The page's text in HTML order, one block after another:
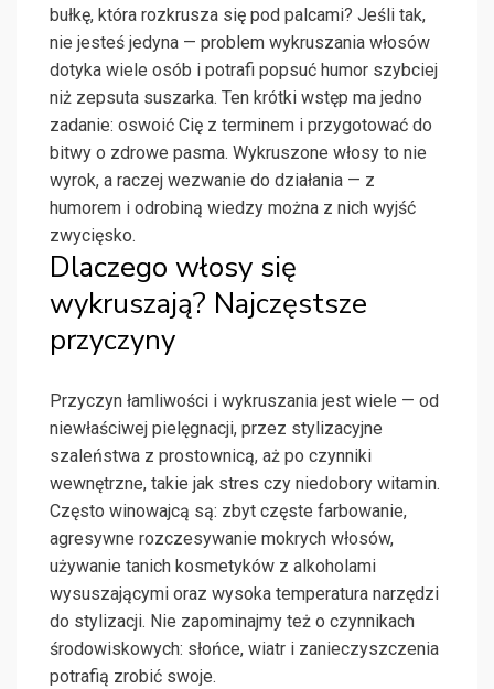
bułkę, która rozkrusza się pod palcami? Jeśli tak,
nie jesteś jedyna — problem wykruszania włosów
dotyka wiele osób i potrafi popsuć humor szybciej
niż zepsuta suszarka. Ten krótki wstęp ma jedno
zadanie: oswoić Cię z terminem i przygotować do
bitwy o zdrowe pasma. Wykruszone włosy to nie
wyrok, a raczej wezwanie do działania — z
humorem i odrobiną wiedzy można z nich wyjść
zwycięsko.
Dlaczego włosy się
wykruszają? Najczęstsze
przyczyny
Przyczyn łamliwości i wykruszania jest wiele — od
niewłaściwej pielęgnacji, przez stylizacyjne
szaleństwa z prostownicą, aż po czynniki
wewnętrzne, takie jak stres czy niedobory witamin.
Często winowajcą są: zbyt częste farbowanie,
agresywne rozczesywanie mokrych włosów,
używanie tanich kosmetyków z alkoholami
wysuszającymi oraz wysoka temperatura narzędzi
do stylizacji. Nie zapominajmy też o czynnikach
środowiskowych: słońce, wiatr i zanieczyszczenia
potrafią zrobić swoje.